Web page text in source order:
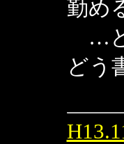
勤め
…と
どう